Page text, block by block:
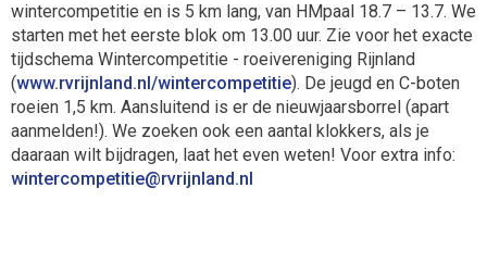
wintercompetitie en is 5 km lang, van HMpaal 18.7 – 13.7. We
starten met het eerste blok om 13.00 uur. Zie voor het exacte
tijdschema Wintercompetitie - roeivereniging Rijnland
(www.rvrijnland.nl/wintercompetitie). De jeugd en C-boten
roeien 1,5 km. Aansluitend is er de nieuwjaarsborrel (apart
aanmelden!). We zoeken ook een aantal klokkers, als je
daaraan wilt bijdragen, laat het even weten! Voor extra info:
eititepmocretniw@rvrijnland.nl